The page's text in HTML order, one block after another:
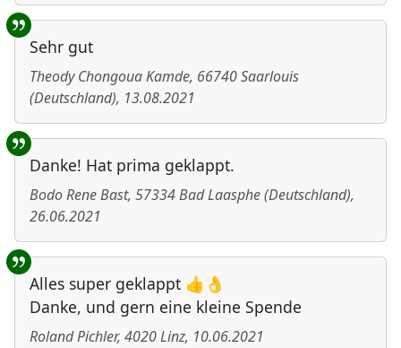
Sehr gut
Theody Chongoua Kamde, 66740Saarlouis
(Deutschland), 13.08.2021
Danke! Hat prima geklappt.
Bodo Rene Bast, 57334Bad Laasphe(Deutschland),
26.06.2021
Alles super geklappt 👍👌
Danke, und gern eine kleine Spende
Roland Pichler, 4020Linz, 10.06.2021